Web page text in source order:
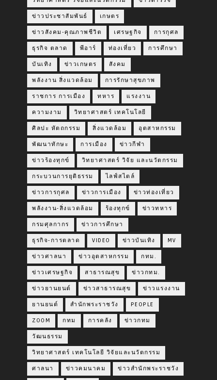
ข่าวประชาสัมพันธ์ เกษตร
ข่าวสังคม-คุณภาพชีวิต เศรษฐกิจ การกุศล
ธุรกิจ ตลาด พีอาร์ ท่องเที่ยว การศึกษา
บันเทิง ข่าวเกษตร สังคม
พลังงาน สิ่งแวดล้อม การรักษาสุขภาพ
ราชการ การเมือง ทหาร แรงงาน
ความงาม วิทยาศาสตร์ เทคโนโลยี
ศิลปะ หัตถกรรม สิ่งแวดล้อม อุตสาหกรรม
พัฒนาทักษะ การเมือง ข่าวกีฬา
ข่าวร้องทุกข์ วิทยาศาสตร์ วิจัย และนวัตกรรม
กระบวนการยุติธรรม ไลฟ์สไตล์
ข่าวการกุศล ข่าวการเมือง ข่าวท่องเที่ยว
พลังงาน-สิ่งแวดล้อม ร้องทุกข์ ข่าวทหาร
กรมศุลกากร ข่าวการศึกษา
ธุรกิจ-การตลาด VIDEO ข่าวบันเทิง MV
ข่าวศาลนา ข่าวอุตสาหกรรม กทม.
ข่าวเศรษฐกิจ สาธารณสุข ข่าวกทม.
ข่าวยานยนต์ ข่าวสาธารณสุข ข่าวแรงงาน
ยานยนต์ สำนักพระราชวัง PEOPLE
ZOOM กทม การคลัง ข่าวกทม
วัฒนธรรม
วิทยาศาสตร์ เทคโนโลยี วิจัยและนวัตกรรม
ศาลนา ข่าวคมนาคม ข่าวสำนักพระราชวัง